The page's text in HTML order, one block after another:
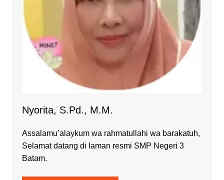
Nyorita, S.Pd., M.M.
Assalamu’alaykum wa rahmatullahi wa barakatuh,
Selamat datang di laman resmi SMP Negeri 3
Batam.